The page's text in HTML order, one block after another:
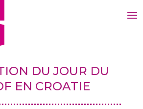
DU JOUR DU
EN CROATIE